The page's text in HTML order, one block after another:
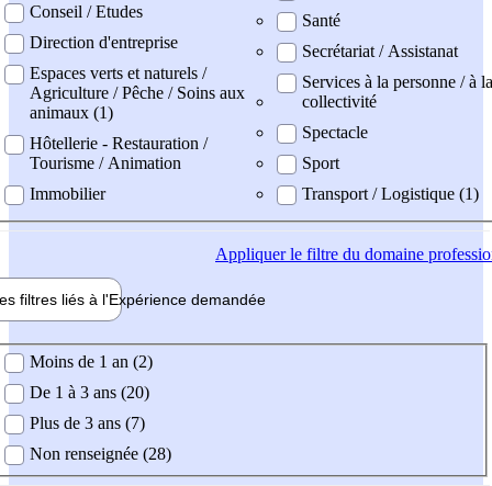
Conseil / Etudes
Direction d'entreprise
Espaces verts et naturels /
Agriculture / Pêche / Soins aux
animaux (1)
Hôtellerie - Restauration /
Tourisme / Animation
Immobilier
Santé
Secrétariat / Assistanat
Services à la personne / à la
collectivité
Spectacle
Sport
Transport / Logistique (1)
Appliquerle filtre du domaine
filtres liés à l'Expérience demandée
demandée
Moins de 1 an (2)
De 1 à 3 ans (20)
Plus de 3 ans (7)
Non renseignée (28)